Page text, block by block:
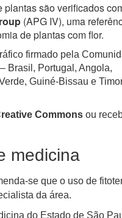
são verificados
(APG IV), uma
de plantas com flor.
firmado pela
Brasil, Portugal, Angola,
Guiné-Bissau e
Commonsou
medicina
se que o uso de
da área.
do Estado de São